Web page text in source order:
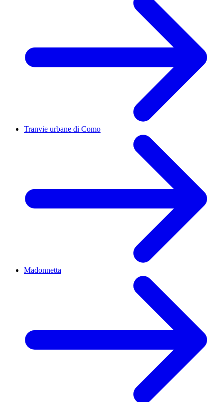
Tranvie urbane di Como
Madonnetta